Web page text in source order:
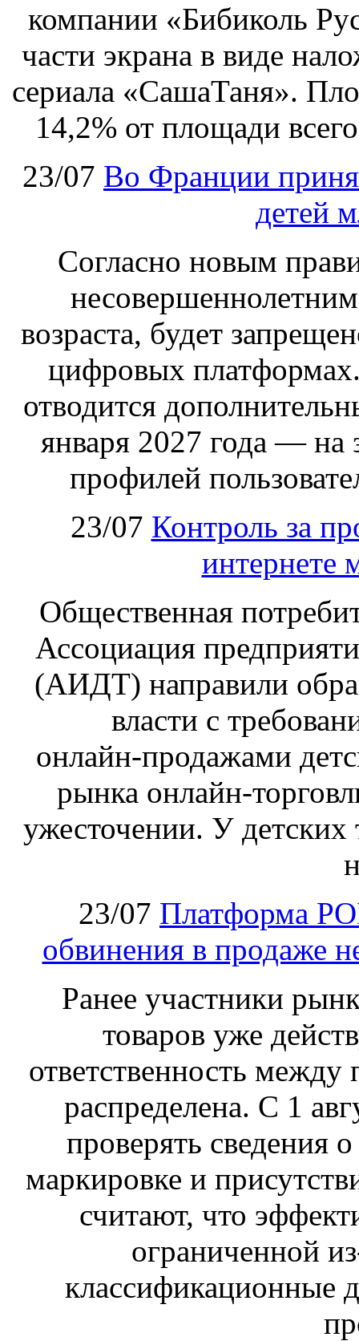
компании «Бибиколь
части экрана в виде
сериала «СашаТаня».
14,2% от площади
23/07 Во Франции
детей
Согласно новым
возраста, будет
цифровых
отводится
января 2027 года —
профилей
23/07 Контроль за
интернете
Общественная
Ассоциация
(АИДТ) направили
власти с
онлайн‑продажами
рынка онлайн-
ужесточении. У детских
23/07 Платформа
обвинения в продаже
Ранее участники
товаров уже
ответственность
распределена. С 1
проверять сведения
маркировке и
считают, что
ограниченной
классификационные